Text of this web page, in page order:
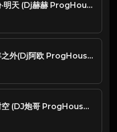
杜天宇 - 期盼·明天 (Dj赫赫 ProgHouse Mix)-玖零DJ整理♪♫
邓紫棋 - 光年之外(Dj阿欧 ProgHouse Rmx 2023)
艾辰 - 错位时空 (DJ炮哥 ProgHouse Remix)